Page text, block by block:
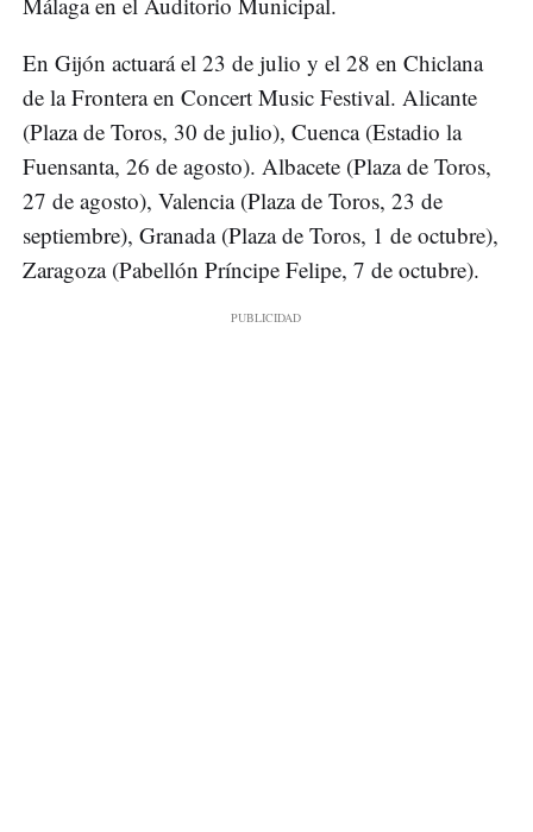
En Gijón actuará el 23 de julio y el 28 en Chiclana
de la Frontera en Concert Music Festival. Alicante
(Plaza de Toros, 30 de julio), Cuenca (Estadio la
Fuensanta, 26 de agosto). Albacete (Plaza de Toros,
27 de agosto), Valencia (Plaza de Toros, 23 de
septiembre), Granada (Plaza de Toros, 1 de octubre),
Zaragoza (Pabellón Príncipe Felipe, 7 de octubre).